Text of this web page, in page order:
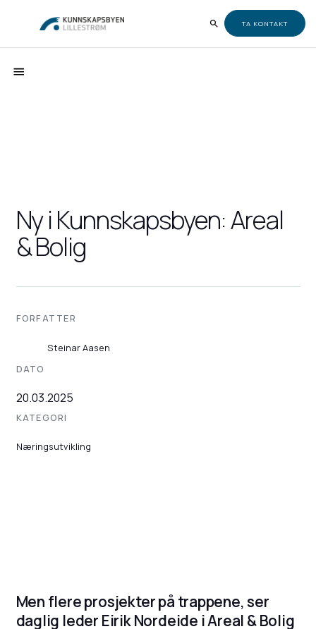
TA KONTAKT
Ny i Kunnskapsbyen: Areal
& Bolig
FORFATTER
Steinar Aasen
DATO
20.03.2025
KATEGORI
Næringsutvikling
Men flere prosjekter på trappene, ser
daglig leder Eirik Nordeide i Areal & Bolig